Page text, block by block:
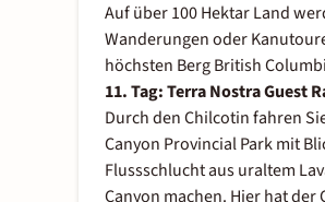
Auf über 100 Hektar Land
Wanderungen oder
höchsten Berg British
11. Tag: Terra Nostra Guest
Durch den Chilcotin fahren
Canyon Provincial Park mit
Flussschlucht aus uraltem
Canyon machen. Hier hat